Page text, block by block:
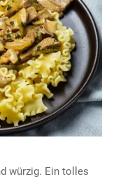
würzig. Ein tolles